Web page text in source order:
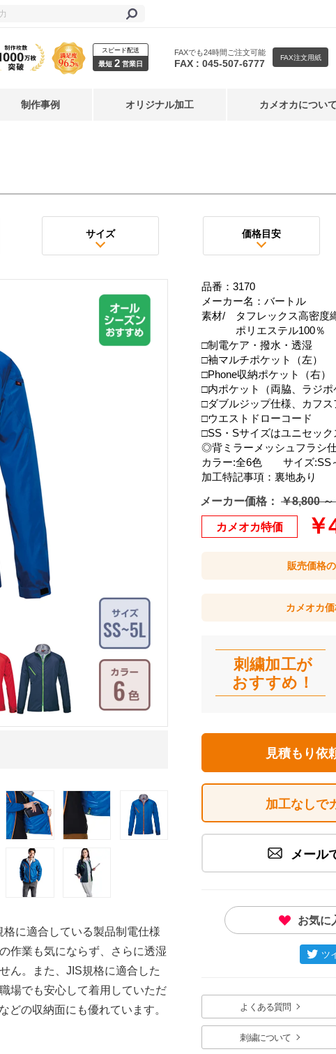
スピード配送
最短 2 営業日
FAXでも24時間ご注文可能
FAX : 045-507-6777 FAX注文用紙
制作事例 オリジナル加工 カメオカについて
サイズ 価格目安
に適合している製品制電仕様
作業も気にならず、さらに透湿
ん。また、JIS規格に適合した
場でも安心して着用していただ
どの収納面にも優れています。
品番：3170
メーカー名：バートル
素材/ タフレックス高密度
ポリエステル100％
□制電ケア・撥水・透湿
□袖マルチポケット（左）
□Phone収納ポケット（右）
□内ポケット（両脇、ラジポ
□ダブルジップ仕様、カフス
□ウエストドローコード
□SS・Sサイズはユニセック
◎背ミラーメッシュフラシ仕
カラー:全6色 サイズ:SS
加工特記事項：裏地あり
メーカー価格： ￥8,800
カメオカ特価
販売価格
カメオカ
刺繍加工が
おすすめ！
見積もり依
加工なしで
メール
お気に
よくある質問
刺繍について